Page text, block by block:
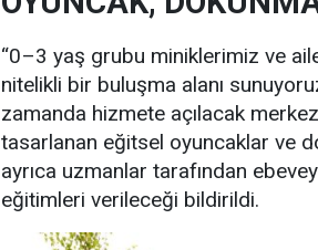
“0–3 yaş grubu miniklerimiz ve
nitelikli bir buluşma alanı
zamanda hizmete açılacak
tasarlanan eğitsel oyuncaklar ve
ayrıca uzmanlar tarafından
eğitimleri verileceği bildirildi.